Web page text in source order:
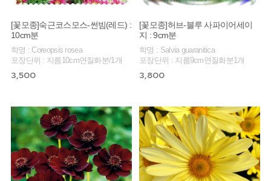
[꽃모종]숙근코스모스-썬빔(레드) :
10cm분
학명 : Coreopsis rosea
포장단위 : 지름10cm연질화분/1개
3,500
[꽃모종]허브-블루 사파이어세이
지 : 9cm분
학명 : Salvia guaranitica
포장단위 : 지름9cm연질화분1개
3,800